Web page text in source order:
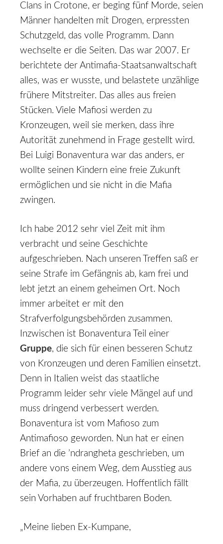
Clans in Crotone, er beging fünf Morde, seien
Männer handelten mit Drogen, erpressten
Schutzgeld, das volle Programm. Dann
wechselte er die Seiten. Das war 2007. Er
berichtete der Antimafia-Staatsanwaltschaft
alles, was er wusste, und belastete unzählige
frühere Mitstreiter. Das alles aus freien
Stücken. Viele Mafiosi werden zu
Kronzeugen, weil sie merken, dass ihre
Autorität zunehmend in Frage gestellt wird.
Bei Luigi Bonaventura war das anders, er
wollte seinen Kindern eine freie Zukunft
ermöglichen und sie nicht in die Mafia
zwingen.
Ich habe 2012 sehr viel Zeit mit ihm
verbracht und seine Geschichte
aufgeschrieben. Nach unseren Treffen saß er
seine Strafe im Gefängnis ab, kam frei und
lebt jetzt an einem geheimen Ort. Noch
immer arbeitet er mit den
Strafverfolgungsbehörden zusammen.
Inzwischen ist Bonaventura Teil einer
Gruppe, die sich für einen besseren Schutz
von Kronzeugen und deren Familien einsetzt.
Denn in Italien weist das staatliche
Programm leider sehr viele Mängel auf und
muss dringend verbessert werden.
Bonaventura ist vom Mafioso zum
Antimafioso geworden. Nun hat er einen
Brief an die ’ndrangheta geschrieben, um
andere vons einem Weg, dem Ausstieg aus
der Mafia, zu überzeugen. Hoffentlich fällt
sein Vorhaben auf fruchtbaren Boden.
„Meine lieben Ex-Kumpane,